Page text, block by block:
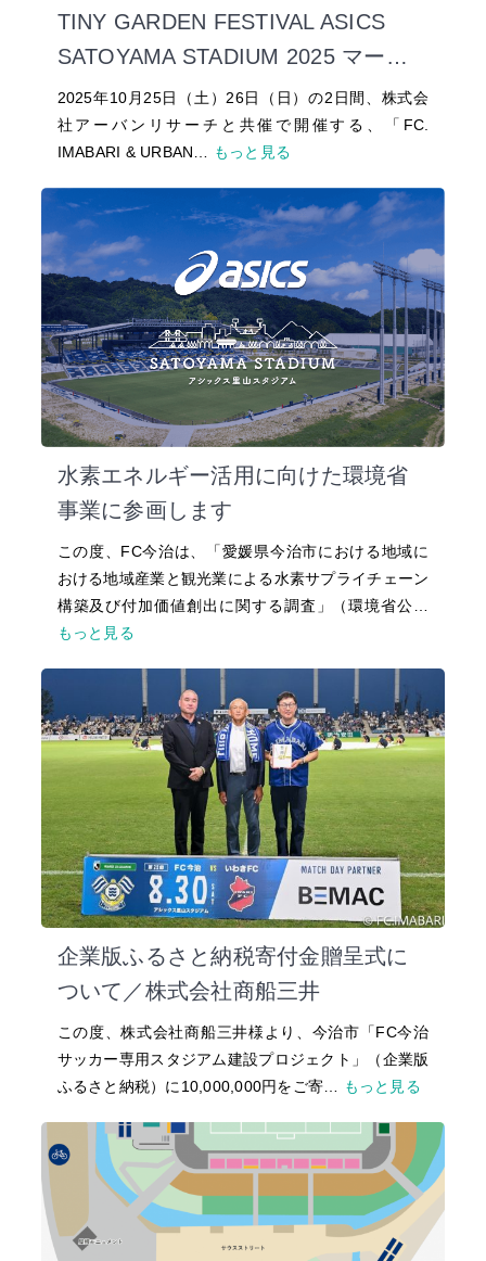
TINY GARDEN FESTIVAL ASICS
SATOYAMA STADIUM 2025 マーケ
ットエリア情報公開・キャンプサイ
トの追加販売が決定！
2025年10月25日（土）26日（日）の2日間、株式会
社アーバンリサーチと共催で開催する、「FC.
IMABARI & URBAN…
もっと見る
水素エネルギー活用に向けた環境省
事業に参画します
この度、FC今治は、「愛媛県今治市における地域に
おける地域産業と観光業による水素サプライチェーン
構築及び付加価値創出に関する調査」（環境省公…
もっと見る
企業版ふるさと納税寄付金贈呈式に
ついて／株式会社商船三井
この度、株式会社商船三井様より、今治市「FC今治
サッカー専用スタジアム建設プロジェクト」（企業版
ふるさと納税）に10,000,000円をご寄…
もっと見る